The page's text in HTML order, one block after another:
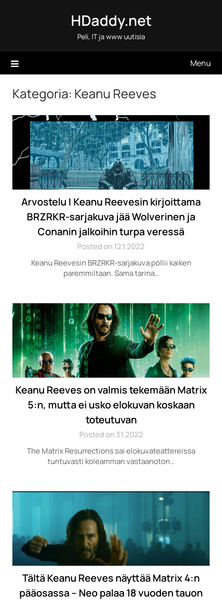
HDaddy.net
Peli, IT ja www uutisia
Menu
Kategoria: Keanu Reeves
Arvostelu | Keanu Reevesin kirjoittama
BRZRKR-sarjakuva jää Wolverinen ja
Conanin jalkoihin turpa veressä
Posted on 12.1.2022
Keanu Reevesin BRZRKR-sarjakuva pöllii kaiken
paremmiltaan. Sama tarina…
Keanu Reeves on valmis tekemään Matrix
5:n, mutta ei usko elokuvan koskaan
toteutuvan
Posted on 3.1.2022
The Matrix Resurrections sai elokuvateattereissa
tuntuvasti koleamman vastaanoton…
Tältä Keanu Reeves näyttää Matrix 4:n
pääosassa – Neo palaa 18 vuoden tauon